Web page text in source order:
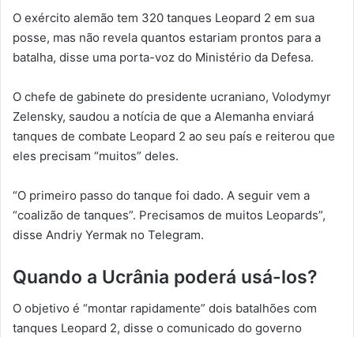
O exército alemão tem 320 tanques Leopard 2 em sua
posse, mas não revela quantos estariam prontos para a
batalha, disse uma porta-voz do Ministério da Defesa.
O chefe de gabinete do presidente ucraniano, Volodymyr
Zelensky, saudou a notícia de que a Alemanha enviará
tanques de combate Leopard 2 ao seu país e reiterou que
eles precisam “muitos” deles.
“O primeiro passo do tanque foi dado. A seguir vem a
“coalizão de tanques”. Precisamos de muitos Leopards”,
disse Andriy Yermak no Telegram.
Quando a Ucrânia poderá usá-los?
O objetivo é “montar rapidamente” dois batalhões com
tanques Leopard 2, disse o comunicado do governo